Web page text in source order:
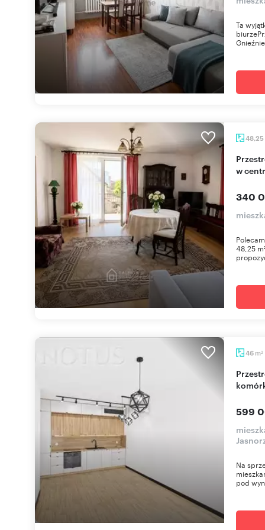
Ta
48,25
Przestronne 2-pokojowe mieszkanie z balkonem
w
340
48,25
46 m2
Przestronne 2-pokojowe mieszkanie z balkonem i
599
Na
pod